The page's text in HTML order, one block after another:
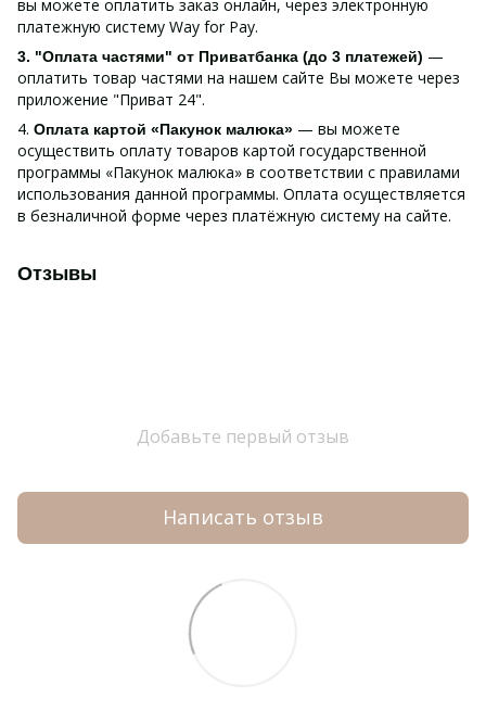
вы можете оплатить заказ онлайн, через электронную
платежную систему Way for Pay.
3. "Оплата частями" от Приватбанка (до 3 платежей) —
оплатить товар частями на нашем сайте Вы можете через
приложение "Приват 24".
4. Оплата картой «Пакунок малюка» — вы можете
осуществить оплату товаров картой государственной
программы «Пакунок малюка» в соответствии с правилами
использования данной программы. Оплата осуществляется
в безналичной форме через платёжную систему на сайте.
Отзывы
Добавьте первый отзыв
Написать отзыв